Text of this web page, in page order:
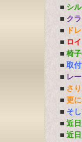
■ シ
■ ク
■
ド
■ ロ
■ 椅
■ 取
■ レ
■ さ
■ 更
■ そ
■ 近
■ 近